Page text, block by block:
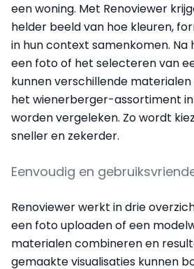
een woning. Met Renoviewer
helder beeld van hoe kleuren,
in hun context samenkomen. Na
een foto of het selecteren van
kunnen verschillende
het wienerberger-assortiment
worden vergeleken. Zo wordt
sneller en zekerder.
Eenvoudig en
Renoviewer werkt in drie
een foto uploaden of een
materialen combineren en
gemaakte visualisaties kunnen